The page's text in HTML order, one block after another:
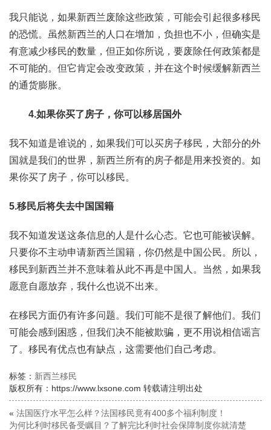
我只能说，如果新西兰废除这些政策，可能会引起很多移民
的恐慌。虽然新西兰的人口在增加，负担也不小，但确实是
有意减少移民的数量，但正如你所说，要废除任何政策都是
不可能的。但它肯定会改变政策，并在这个时候缓解新西兰
的通货膨胀。
4.如果你买了房子，你可以移居国外
我不知道是谁说的，如果我们可以买房子移民，大部分的外
国就是我们的世界，新西兰所有的房子都是用来投资的。如
果你买了房子，你可以移民。
5.移民后将失去中国国籍
我不知道发送这条信息的人是什么心态。它也可能被误解。
只要你不主动申请新西兰国籍，你仍然是中国公民。所以，
移民到新西兰并不意味着从此不再是中国人。当然，如果我
愿意自愿放弃，我什么也说不出来。
在移民方面仍有许多问题。我们可能不是很了解他们。我们
可能会感到困惑，但我们决不能被欺骗，更不用说相信谣言
了。移民有优点也有缺点，这需要他们自己考虑。
标签： 新西兰移民
版权所有：https://www.lxsone.com 转载请注明出处
« 法国医疗水平怎么样？法国移民竟有400多个福利制度！
为何比利时移民备受瞩目？了解完比利时社会保障制度你就清楚